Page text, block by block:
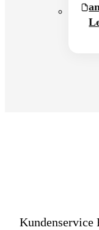
Kundenservice